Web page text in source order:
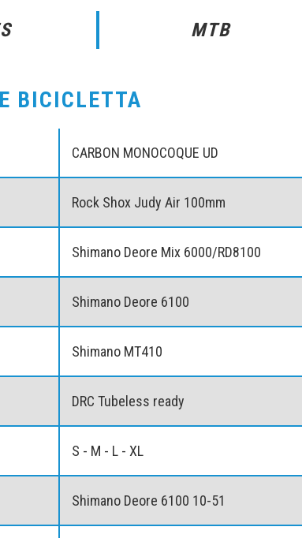
MTB
BICICLETTA
CARBON MONOCOQUE UD
Rock Shox Judy Air 100mm
Shimano Deore Mix 6000/RD8100
Shimano Deore 6100
Shimano MT410
DRC Tubeless ready
S - M - L - XL
Shimano Deore 6100 10-51